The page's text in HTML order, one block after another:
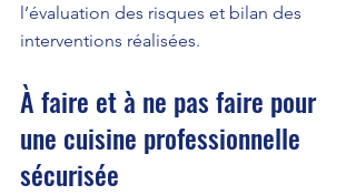
l’évaluation des risques et bilan des
interventions réalisées.
À faire et à ne pas faire pour
une cuisine professionnelle
sécurisée